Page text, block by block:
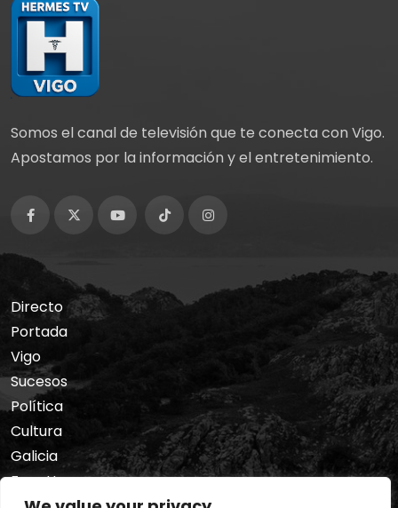
Somos el canal de televisión que te conecta con Vigo.
Apostamos por la información y el entretenimiento.
Directo
Portada
Vigo
Sucesos
Política
Cultura
Galicia
Foro Hermes